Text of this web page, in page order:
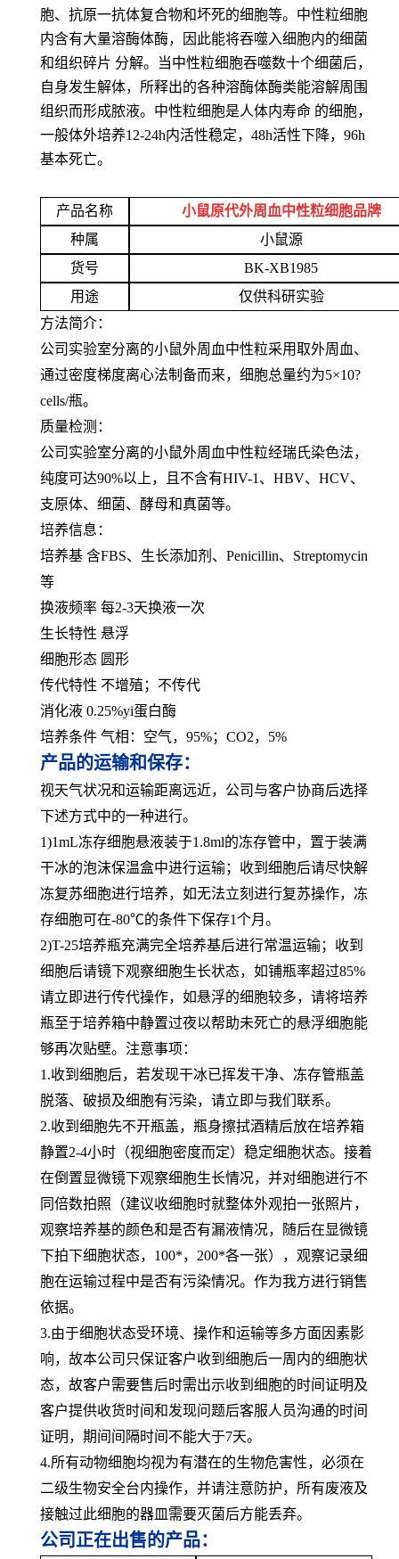
胞、抗原一抗体复合物和坏死的细胞等。中性粒细胞
内含有大量溶酶体酶，因此能将吞噬入细胞内的细菌
和组织碎片 分解。当中性粒细胞吞噬数十个细菌后，
自身发生解体，所释出的各种溶酶体酶类能溶解周围
组织而形成脓液。中性粒细胞是人体内寿命 的细胞，
一般体外培养12-24h内活性稳定，48h活性下降，96h
基本死亡。
产品名称
小鼠原代外周血中性粒细胞品牌
种属
小鼠源
货号
BK-XB1985
用途
仅供科研实验
方法简介：
公司实验室分离的小鼠外周血中性粒采用取外周血、
通过密度梯度离心法制备而来，细胞总量约为5×10?
cells/瓶。
质量检测：
公司实验室分离的小鼠外周血中性粒经瑞氏染色法，
纯度可达90%以上，且不含有HIV-1、HBV、HCV、
支原体、细菌、酵母和真菌等。
培养信息：
培养基 含FBS、生长添加剂、Penicillin、Streptomycin
等
换液频率 每2-3天换液一次
生长特性 悬浮
细胞形态 圆形
传代特性 不增殖；不传代
消化液 0.25%yi蛋白酶
培养条件 气相：空气，95%；CO2，5%
产品的运输和保存：
视天气状况和运输距离远近，公司与客户协商后选择
下述方式中的一种进行。
1)1mL冻存细胞悬液装于1.8ml的冻存管中，置于装满
干冰的泡沫保温盒中进行运输；收到细胞后请尽快解
冻复苏细胞进行培养，如无法立刻进行复苏操作，冻
存细胞可在-80℃的条件下保存1个月。
2)T-25培养瓶充满完全培养基后进行常温运输；收到
细胞后请镜下观察细胞生长状态，如铺瓶率超过85%
请立即进行传代操作，如悬浮的细胞较多，请将培养
瓶至于培养箱中静置过夜以帮助未死亡的悬浮细胞能
够再次贴壁。注意事项：
1.收到细胞后，若发现干冰已挥发干净、冻存管瓶盖
脱落、破损及细胞有污染，请立即与我们联系。
2.收到细胞先不开瓶盖，瓶身擦拭酒精后放在培养箱
静置2-4小时（视细胞密度而定）稳定细胞状态。接着
在倒置显微镜下观察细胞生长情况，并对细胞进行不
同倍数拍照（建议收细胞时就整体外观拍一张照片，
观察培养基的颜色和是否有漏液情况，随后在显微镜
下拍下细胞状态，100*，200*各一张），观察记录细
胞在运输过程中是否有污染情况。作为我方进行销售
依据。
3.由于细胞状态受环境、操作和运输等多方面因素影
响，故本公司只保证客户收到细胞后一周内的细胞状
态，故客户需要售后时需出示收到细胞的时间证明及
客户提供收货时间和发现问题后客服人员沟通的时间
证明，期间间隔时间不能大于7天。
4.所有动物细胞均视为有潜在的生物危害性，必须在
二级生物安全台内操作，并请注意防护，所有废液及
接触过此细胞的器皿需要灭菌后方能丢弃。
公司正在出售的产品：